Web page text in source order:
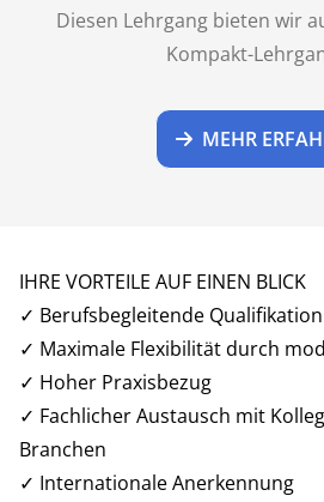
Diesen Lehrgang bieten wir
Kompakt-
MEHR
IHRE VORTEILE AUF EINEN BLICK
✓ Berufsbegleitende Qualifikation
✓ Maximale Flexibilität durch
✓ Hoher Praxisbezug
✓ Fachlicher Austausch mit
Branchen
✓ Internationale Anerkennung